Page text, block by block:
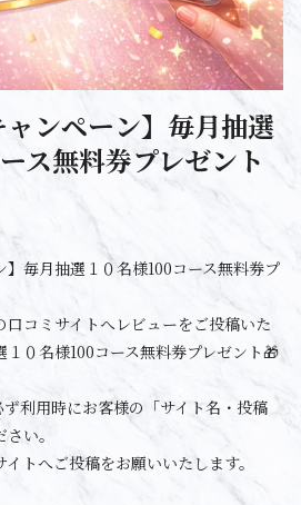
ャンペーン】毎月抽選
ス無料券プレゼント
】毎月抽選１０名様100コース無料券プ
コミサイトへレビューをご投稿いた
０名様100コース無料券プレゼント🎁
利用時にお客様の「サイト名・投稿
い。
トへご投稿をお願いいたします。